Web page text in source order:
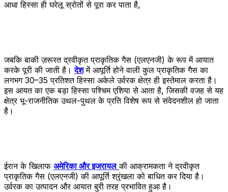
आधा हिस्सा ही घरेलू स्रोतों से पूरा कर पाता है,
जबकि बाकी ज़रूरत द्रवीकृत प्राकृतिक गैस (एलएनजी) के रूप में आयात
करके पूरी की जाती है।देशमें आपूर्ति होने वाली कुल प्राकृतिक गैस का
लगभग 30–35 प्रतिशत हिस्सा अकेले उर्वरक क्षेत्र ही इस्तेमाल करता है।
इस आयत का एक बड़ा हिस्सा पश्चिम एशिया से आता है, जिसकी वजह से यह
क्षेत्र भू-राजनीतिक उथल-पुथल के प्रति विशेष रूप से संवेदनशील हो जाता
है।
ईरान के खिलाफ अमेरिका और इजरायल की आक्रामकता ने द्रवीकृत
प्राकृतिक गैस (एलएनजी) की आपूर्ति श्रृंखला को बाधित कर दिया है।
उर्वरक का उत्पादन और आयात बुरी तरह प्रभावित हुआ है।